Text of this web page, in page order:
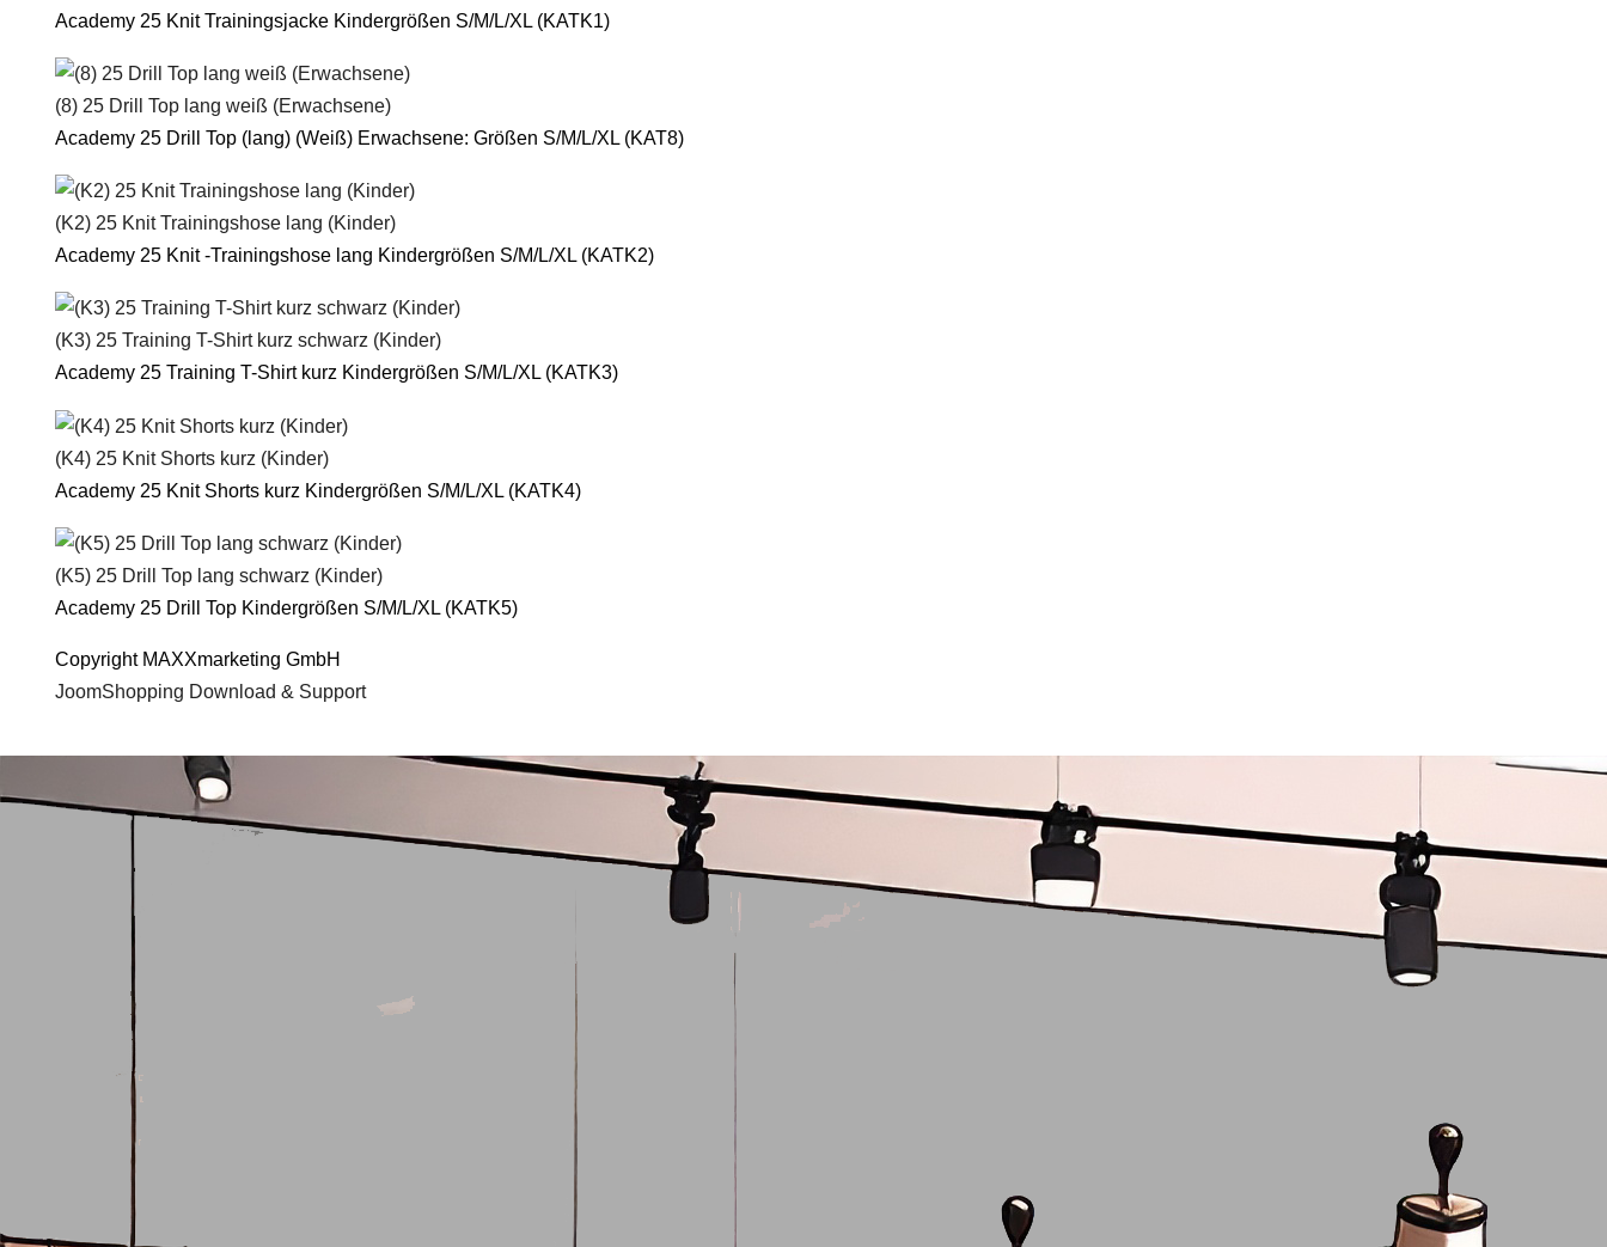
Academy 25 Knit Trainingsjacke Kindergrößen S/M/L/XL (KATK1)
(8) 25 Drill Top lang weiß (Erwachsene)
Academy 25 Drill Top (lang) (Weiß) Erwachsene: Größen S/M/L/XL (KAT8)
(K2) 25 Knit Trainingshose lang (Kinder)
Academy 25 Knit -Trainingshose lang Kindergrößen S/M/L/XL (KATK2)
(K3) 25 Training T-Shirt kurz schwarz (Kinder)
Academy 25 Training T-Shirt kurz Kindergrößen S/M/L/XL (KATK3)
(K4) 25 Knit Shorts kurz (Kinder)
Academy 25 Knit Shorts kurz Kindergrößen S/M/L/XL (KATK4)
(K5) 25 Drill Top lang schwarz (Kinder)
Academy 25 Drill Top Kindergrößen S/M/L/XL (KATK5)
Copyright MAXXmarketing GmbH
JoomShopping Download & Support